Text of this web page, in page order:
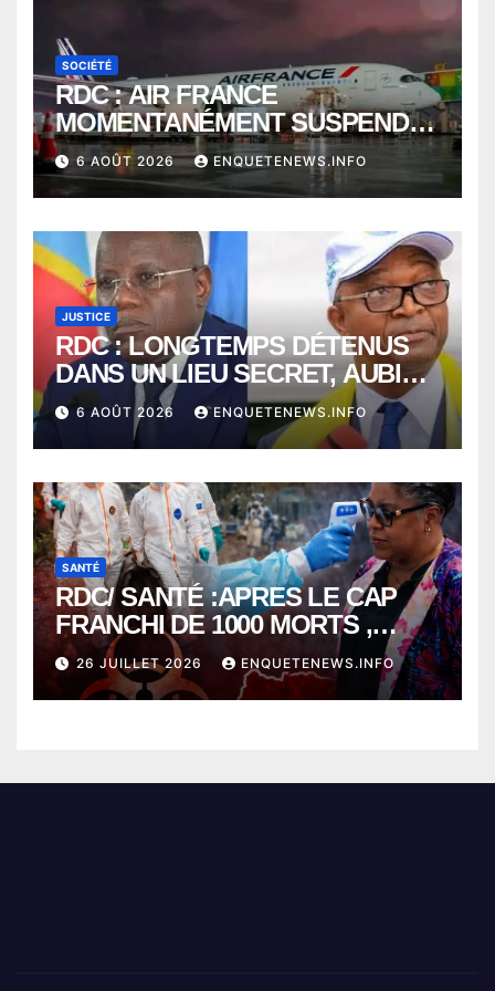
SOCIÉTÉ
RDC : AIR FRANCE
MOMENTANÉMENT SUSPENDU
ENTRE KINSHASA ET PARIS ?
6 AOÛT 2026 ENQUETENEWS.INFO
JUSTICE
RDC : LONGTEMPS DÉTENUS
DANS UN LIEU SECRET, AUBIN
MINAKU ET EMMANUEL
SHADARY TRANSFÉRÉS À
L’AUDITORAT MILITAIRE
6 AOÛT 2026 ENQUETENEWS.INFO
SANTÉ
RDC/ SANTÉ :APRES LE CAP
FRANCHI DE 1000 MORTS ,
EBOLA BAT SON RECORD AVEC
PLUS DE 400 DÉCÈS EN
SEULEMENT UNE SEMAINE
26 JUILLET 2026 ENQUETENEWS.INFO